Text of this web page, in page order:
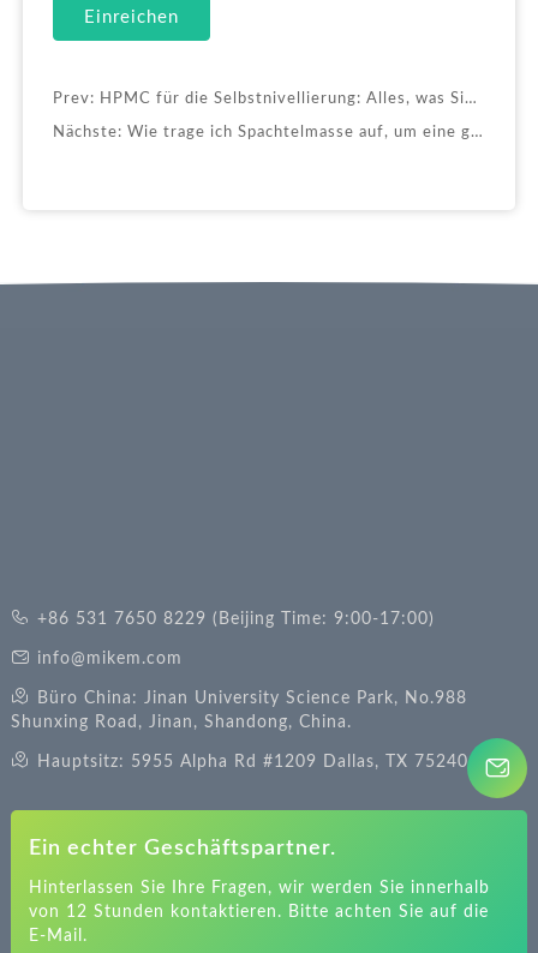
Einreichen
Prev: HPMC für die Selbstnivellierung: Alles, was Sie wissen müssen
Nächste: Wie trage ich Spachtelmasse auf, um eine glatte Oberfläche zu erhalten?
+86 531 7650 8229 (Beijing Time: 9:00-17:00)
info@mikem.com
Büro China: Jinan University Science Park, No.988
Shunxing Road, Jinan, Shandong, China.
Hauptsitz: 5955 Alpha Rd #1209 Dallas, TX 75240
Ein echter Geschäftspartner.
Hinterlassen Sie Ihre Fragen, wir werden Sie innerhalb
von 12 Stunden kontaktieren. Bitte achten Sie auf die
E-Mail.